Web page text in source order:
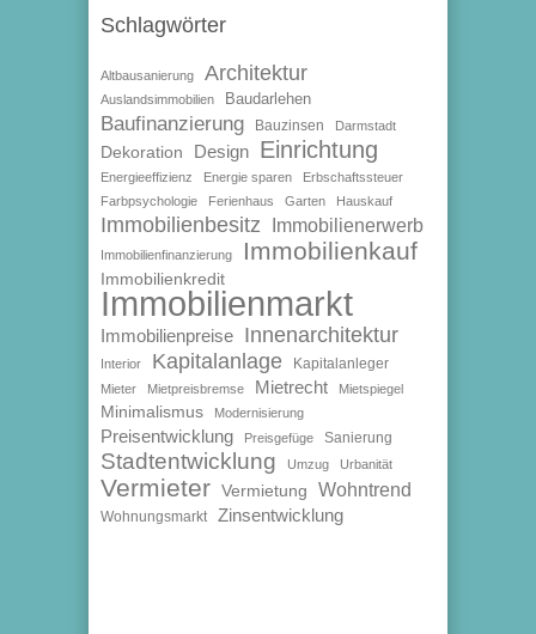
Schlagwörter
Altbausanierung Architektur
Auslandsimmobilien Baudarlehen
Baufinanzierung Bauzinsen Darmstadt
Dekoration Design Einrichtung
Energieeffizienz Energie sparen
Erbschaftssteuer
Farbpsychologie
Ferienhaus Garten Hauskauf
Immobilienbesitz Immobilienerwerb
Immobilienfinanzierung Immobilienkauf
Immobilienkredit
Immobilienmarkt
Immobilienpreise Innenarchitektur
Interior Kapitalanlage Kapitalanleger
Mieter Mietpreisbremse Mietrecht Mietspiegel
Minimalismus Modernisierung
Preisentwicklung Preisgefüge Sanierung
Stadtentwicklung Umzug Urbanität
Vermieter Vermietung Wohntrend
Wohnungsmarkt Zinsentwicklung